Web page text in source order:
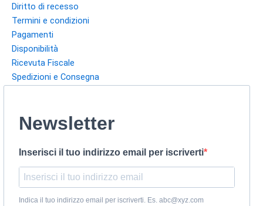
Diritto di recesso
Termini e condizioni
Pagamenti
Disponibilità
Ricevuta Fiscale
Spedizioni e Consegna
Newsletter
Inserisci il tuo indirizzo email per iscriverti
Indica il tuo indirizzo email per iscriverti. Es. abc@xyz.com